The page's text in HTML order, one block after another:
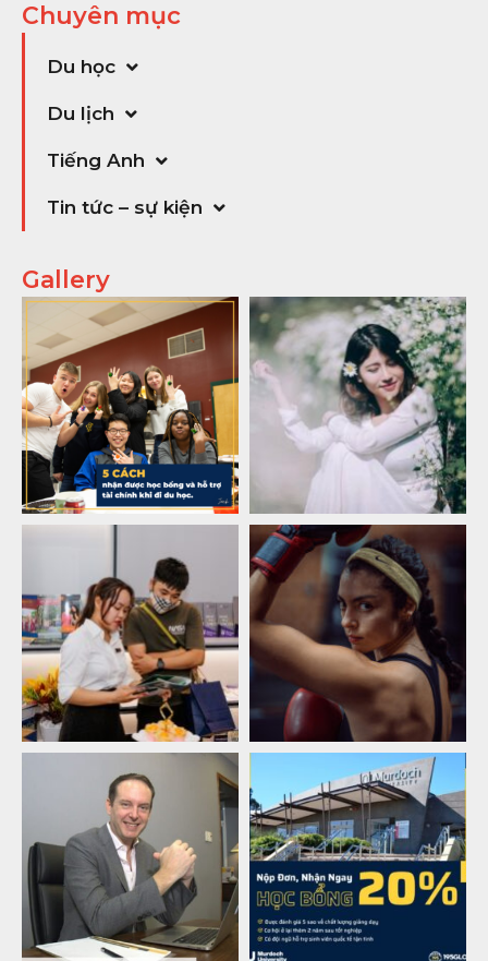
Chuyên mục
Du học
Du lịch
Tiếng Anh
Tin tức – sự kiện
Gallery